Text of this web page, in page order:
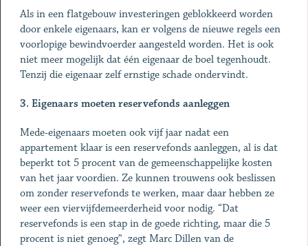
Als in een flatgebouw investeringen geblokkeerd worden
door enkele eigenaars, kan er volgens de nieuwe regels een
voorlopige bewindvoerder aangesteld worden. Het is ook
niet meer mogelijk dat één eigenaar de boel tegenhoudt.
Tenzij die eigenaar zelf ernstige schade ondervindt.
3. Eigenaars moeten reservefonds aanleggen
Mede-eigenaars moeten ook vijf jaar nadat een
appartement klaar is een reservefonds aanleggen, al is dat
beperkt tot 5 procent van de gemeenschappelijke kosten
van het jaar voordien. Ze kunnen trouwens ook beslissen
om zonder reservefonds te werken, maar daar hebben ze
weer een viervijfdemeerderheid voor nodig. “Dat
reservefonds is een stap in de goede richting, maar die 5
procent is niet genoeg”, zegt Marc Dillen van de